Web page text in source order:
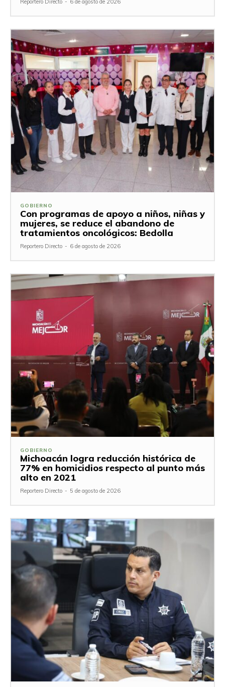
Reportero Directo - 6 de agosto de 2026
GOBIERNO
Con programas de apoyo a niños, niñas y
mujeres, se reduce el abandono de
tratamientos oncológicos: Bedolla
Reportero Directo - 6 de agosto de 2026
GOBIERNO
Michoacán logra reducción histórica de
77% en homicidios respecto al punto más
alto en 2021
Reportero Directo - 5 de agosto de 2026